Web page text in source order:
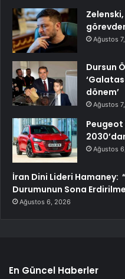
Ağustos
Dursun
dönem’
Ağustos
Peugeot
Ağustos
İran Dini Lideri Hamaney:
Durumunun Sona
Ağustos 6, 2026
En Güncel Haberler